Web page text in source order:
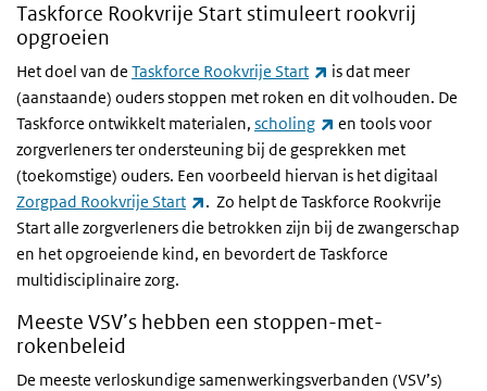
Taskforce Rookvrije Start stimuleert rookvrij
opgroeien
Het doel van de Taskforce Rookvrije Start (externe link)
is dat meer
(aanstaande) ouders stoppen met roken en dit volhouden. De
Taskforce ontwikkelt materialen, scholing (externe link)
en tools voor
zorgverleners ter ondersteuning bij de gesprekken met
(toekomstige) ouders. Een voorbeeld hiervan is het digitaal
Zorgpad Rookvrije Start
(externe link)
. Zo helpt de Taskforce Rookvrije
Start alle zorgverleners die betrokken zijn bij de zwangerschap
en het opgroeiende kind, en bevordert de Taskforce
multidisciplinaire zorg.
Meeste VSV’s hebben een stoppen-met-
rokenbeleid
De meeste verloskundige samenwerkingsverbanden (VSV’s)